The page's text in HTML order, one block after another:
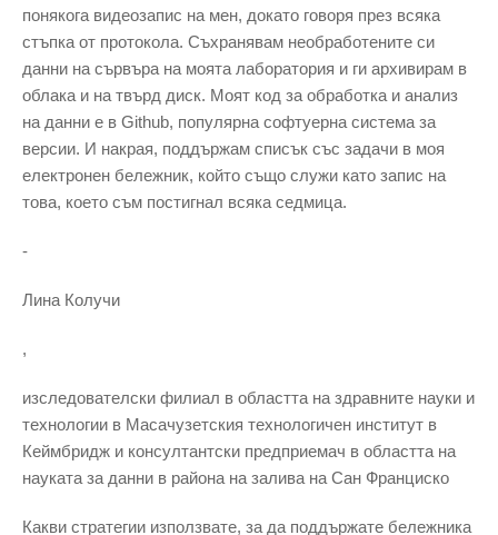
понякога видеозапис на мен, докато говоря през всяка
стъпка от протокола. Съхранявам необработените си
данни на сървъра на моята лаборатория и ги архивирам в
облака и на твърд диск. Моят код за обработка и анализ
на данни е в Github, популярна софтуерна система за
версии. И накрая, поддържам списък със задачи в моя
електронен бележник, който също служи като запис на
това, което съм постигнал всяка седмица.
-
Лина Колучи
,
изследователски филиал в областта на здравните науки и
технологии в Масачузетския технологичен институт в
Кеймбридж и консултантски предприемач в областта на
науката за данни в района на залива на Сан Франциско
Какви стратегии използвате, за да поддържате бележника